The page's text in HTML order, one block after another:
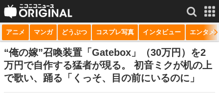
サービス一覧 もっと見る
niconico
動画
生放送
アニメ マンガ どうぶつ コスプレ写真 インタビュー エンタメ
“俺の嫁”召喚装置「Gatebox」（30万円）を2
万円で自作する猛者が現る。 初音ミクが机の上
で歌い、踊る「くっそ、目の前にいるのに」